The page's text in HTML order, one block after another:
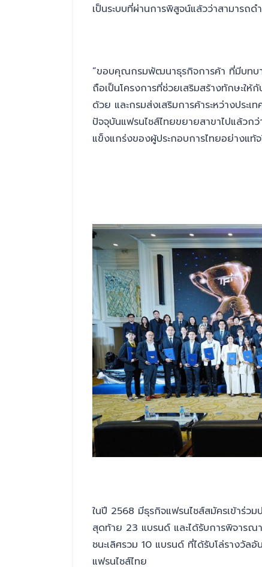
เป็นระบบที่ผ่านการพิสูจน์แล้วว่าสามารถด
“ขอบคุณกรมพัฒนาธุรกิจการค้า ที่มีบทบ
ถือเป็นโครงการที่ช่วยเสริมสร้างทักษะให้
ด้วย และกรมส่งเสริมการค้าระหว่างประ
ปัจจุบันแฟรนไชส์ไทยขยายสาขาไปแล้วก
แข็งแกร่งของผู้ประกอบการไทยอย่างแท้
ในปี 2568 มีธุรกิจแฟรนไชส์สมัครเข้าร่ว
สุดท้าย 23 แบรนด์ และได้รับการพิจาร
ชนะเลิศรวม 10 แบรนด์ ที่ได้รับโล่รางวัล
แฟรนไชส์ไทย